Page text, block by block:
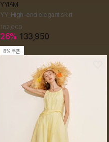
YYIAM
YY_High-end elegant skirt
182,000
26% 133,950
8% 쿠폰